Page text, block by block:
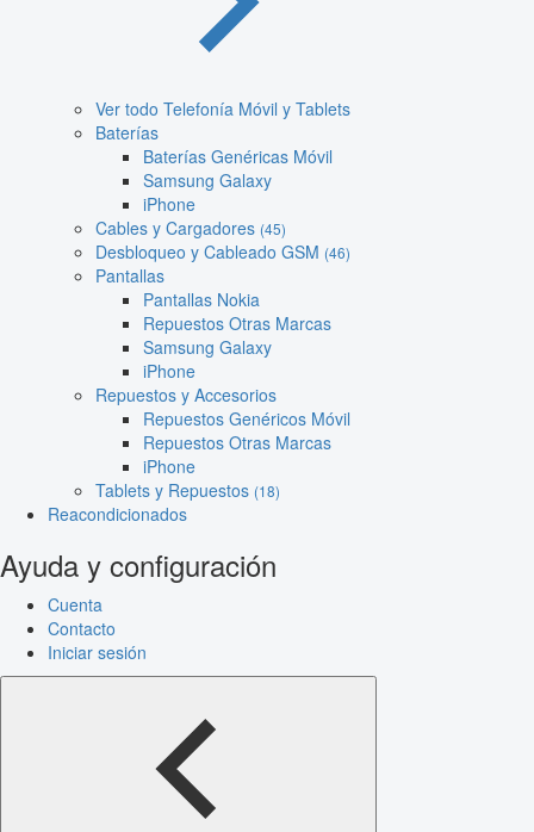
Ver todo Telefonía Móvil y Tablets
Baterías
Baterías Genéricas Móvil
Samsung Galaxy
iPhone
Cables y Cargadores (45)
Desbloqueo y Cableado GSM (46)
Pantallas
Pantallas Nokia
Repuestos Otras Marcas
Samsung Galaxy
iPhone
Repuestos y Accesorios
Repuestos Genéricos Móvil
Repuestos Otras Marcas
iPhone
Tablets y Repuestos (18)
Reacondicionados
Ayuda y configuración
Cuenta
Contacto
Iniciar sesión